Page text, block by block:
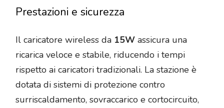
Prestazioni e sicurezza
Il caricatore wireless da 15W assicura una
ricarica veloce e stabile, riducendo i tempi
rispetto ai caricatori tradizionali. La stazione è
dotata di sistemi di protezione contro
surriscaldamento, sovraccarico e cortocircuito,